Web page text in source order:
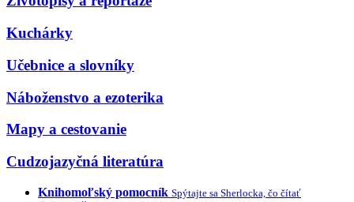
Kuchárky
Učebnice a slovníky
Náboženstvo a ezoterika
Mapy a cestovanie
Cudzojazyčná literatúra
Knihomoľský pomocník Spýtajte sa Sherlocka, čo čítať